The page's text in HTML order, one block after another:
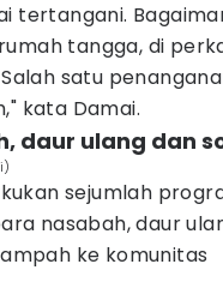
tertangani.
tangga, di
satu
kata Damai.
daur ulang dan
sejumlah
nasabah, daur
ke komunitas